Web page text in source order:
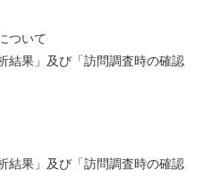
ついて
結果」及び「訪問調査時の確認
果」及び「訪問調査時の確認